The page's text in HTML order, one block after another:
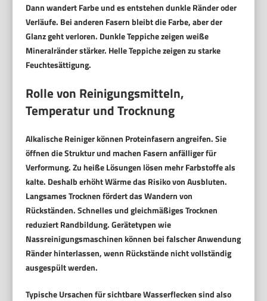
Dann wandert Farbe und es entstehen dunkle Ränder oder
Verläufe. Bei anderen Fasern bleibt die Farbe, aber der
Glanz geht verloren. Dunkle Teppiche zeigen weiße
Mineralränder stärker. Helle Teppiche zeigen zu starke
Feuchtesättigung.
Rolle von Reinigungsmitteln,
Temperatur und Trocknung
Alkalische Reiniger können Proteinfasern angreifen. Sie
öffnen die Struktur und machen Fasern anfälliger für
Verformung. Zu heiße Lösungen lösen mehr Farbstoffe als
kalte. Deshalb erhöht Wärme das Risiko von Ausbluten.
Langsames Trocknen fördert das Wandern von
Rückständen. Schnelles und gleichmäßiges Trocknen
reduziert Randbildung. Gerätetypen wie
Nassreinigungsmaschinen können bei falscher Anwendung
Ränder hinterlassen, wenn Rückstände nicht vollständig
ausgespült werden.
Typische Ursachen für sichtbare Wasserflecken sind also